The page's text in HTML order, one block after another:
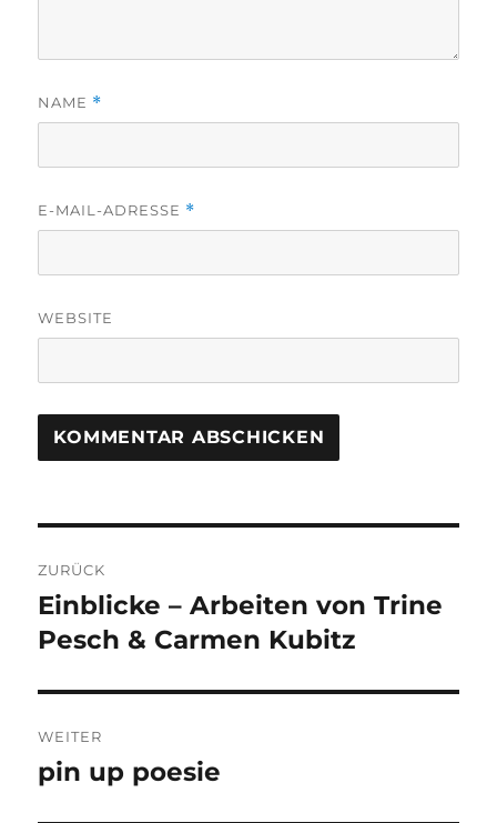
NAME *
E-MAIL-ADRESSE *
WEBSITE
ZURÜCK
Vorheriger
Beitrag:
Einblicke – Arbeiten von Trine
Pesch & Carmen Kubitz
WEITER
Nächster
pin up poesie